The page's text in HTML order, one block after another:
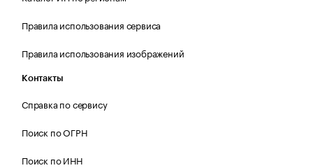
Правила использования сервиса
Правила использования изображений
Контакты
Справка по сервису
Поиск по ОГРН
Поиск по ИНН